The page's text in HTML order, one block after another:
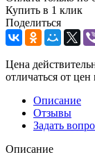
Купить в 1 клик
Поделиться
Цена
отличаться от
Описание
Отзывы
Задать
Описание